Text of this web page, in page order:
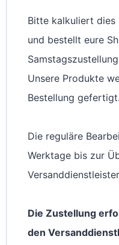
Bitte kalkuliert dies
und bestellt eure
Unsere Produkte
Bestellung gefertigt.
Die reguläre
Werktage bis zur
Die Zustellung
den